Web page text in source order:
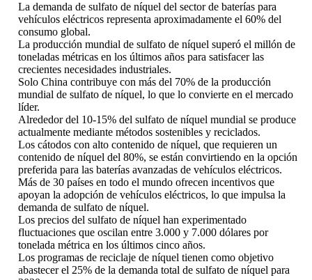
La demanda de sulfato de níquel del sector de baterías para
vehículos eléctricos representa aproximadamente el 60% del
consumo global.
La producción mundial de sulfato de níquel superó el millón de
toneladas métricas en los últimos años para satisfacer las
crecientes necesidades industriales.
Solo China contribuye con más del 70% de la producción
mundial de sulfato de níquel, lo que lo convierte en el mercado
líder.
Alrededor del 10-15% del sulfato de níquel mundial se produce
actualmente mediante métodos sostenibles y reciclados.
Los cátodos con alto contenido de níquel, que requieren un
contenido de níquel del 80%, se están convirtiendo en la opción
preferida para las baterías avanzadas de vehículos eléctricos.
Más de 30 países en todo el mundo ofrecen incentivos que
apoyan la adopción de vehículos eléctricos, lo que impulsa la
demanda de sulfato de níquel.
Los precios del sulfato de níquel han experimentado
fluctuaciones que oscilan entre 3.000 y 7.000 dólares por
tonelada métrica en los últimos cinco años.
Los programas de reciclaje de níquel tienen como objetivo
abastecer el 25% de la demanda total de sulfato de níquel para